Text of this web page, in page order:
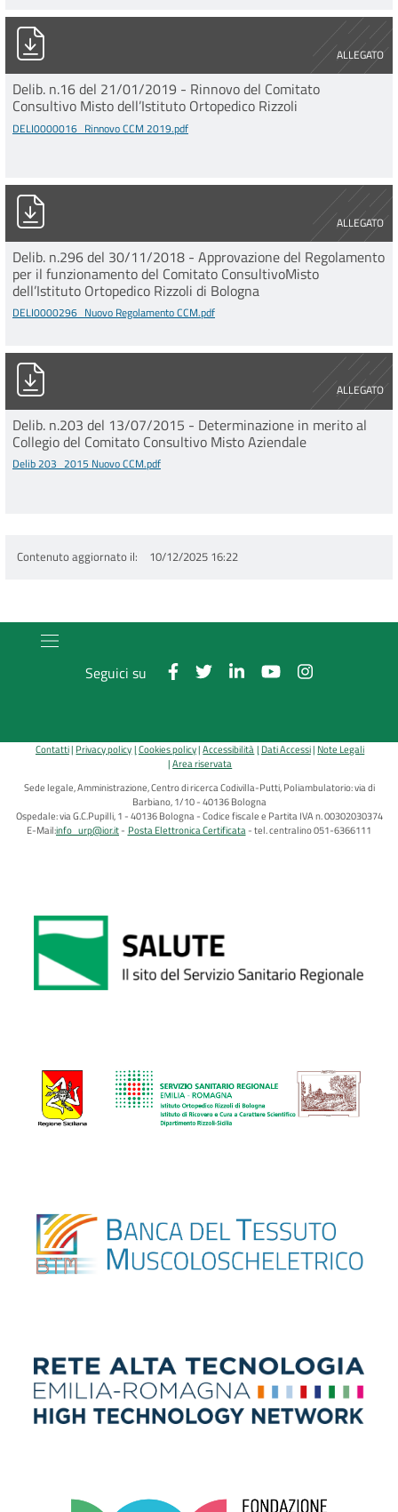
ALLEGATO
DELI0000016_Rinnovo CCM 2019.pdf
Delib. n.16 del 21/01/2019 - Rinnovo del Comitato
Consultivo Misto dell’Istituto Ortopedico Rizzoli
DELI0000016_Rinnovo CCM 2019.pdf
ALLEGATO
DELI0000296_Nuovo Regolamento CCM.pdf
Delib. n.296 del 30/11/2018 - Approvazione del Regolamento
per il funzionamento del Comitato ConsultivoMisto
dell’Istituto Ortopedico Rizzoli di Bologna
DELI0000296_Nuovo Regolamento CCM.pdf
ALLEGATO
Delib 203_2015 Nuovo CCM.pdf
Delib. n.203 del 13/07/2015 - Determinazione in merito al
Collegio del Comitato Consultivo Misto Aziendale
Delib 203_2015 Nuovo CCM.pdf
Contenuto aggiornato il 10/12/2025 16:22
Seguici su
Contatti Privacy policy Cookies policy Accessibilità Dati Accessi Note Legali
Area riservata
Sede legale, Amministrazione, Centro di ricerca Codivilla-Putti, Poliambulatorio: via di
Barbiano, 1/10 - 40136 Bologna
Ospedale: via G.C.Pupilli, 1 - 40136 Bologna - Codice fiscale e Partita IVA n. 00302030374
E-Mail:info_urp@ior.it Posta Elettronica Certificata tel. centralino 051-6366111